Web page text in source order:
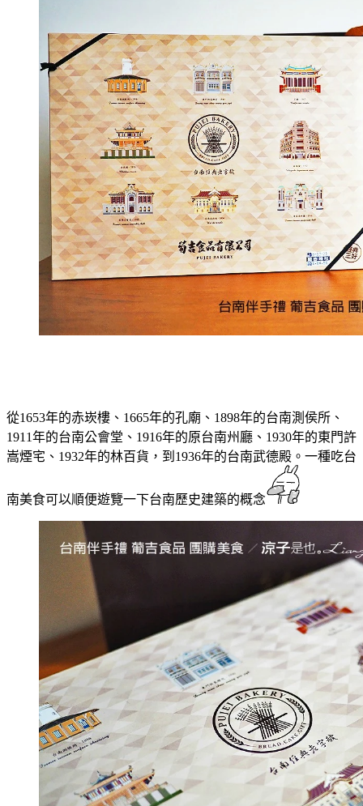
從1653年的赤崁樓、1665年的孔廟、1898年的台南測侯所、
1911年的台南公會堂、1916年的原台南州廳、1930年的東門許
嵩煙宅、1932年的林百貨，到1936年的台南武德殿。一種吃台
南美食可以順便遊覽一下台南歷史建築的概念